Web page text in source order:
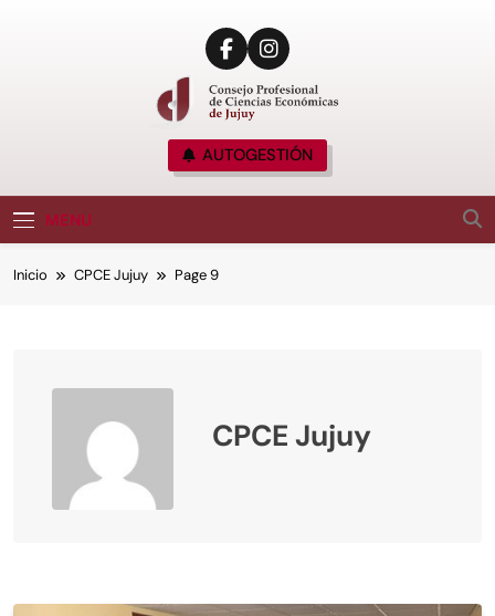
CPCE JUJUY
Consejo Profesional De Ciencias Económicas
De Jujuy, Argentina
AUTOGESTIÓN
MENU
Inicio CPCE Jujuy Page 9
CPCE Jujuy